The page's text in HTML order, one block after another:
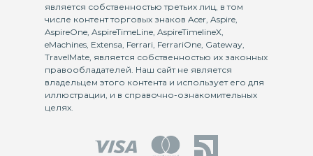
является собственностью третьих лиц, в том
числе контент торговых знаков Acer, Aspire,
AspireOne, AspireTimeLine, AspireTimelineX,
eMachines, Extensa, Ferrari, FerrariOne, Gateway,
TravelMate, является собственностью их законных
правообладателей. Наш сайт не является
владельцем этого контента и использует его для
иллюстрации, и в справочно-ознакомительных
целях.